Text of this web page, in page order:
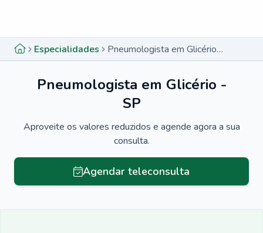
Especialidades Pneumologista em Glicério - SP
Pneumologista em Glicério -
SP
Aproveite os valores reduzidos e agende agora a sua
consulta.
Agendar teleconsulta